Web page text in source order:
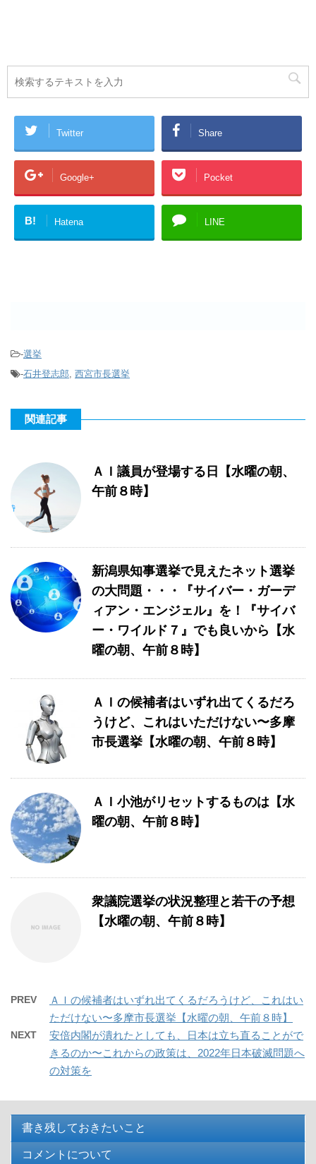
Twitter Share
Google+ Pocket
B! Hatena LINE
-選挙
-石井登志郎, 西宮市長選挙
関連記事
ＡＩ議員が登場する日【水曜の朝、
午前８時】
新潟県知事選挙で見えたネット選挙
の大問題・・・『サイバー・ガーデ
ィアン・エンジェル』を！『サイバ
ー・ワイルド７』でも良いから【水
曜の朝、午前８時】
ＡＩの候補者はいずれ出てくるだろ
うけど、これはいただけない〜多摩
市長選挙【水曜の朝、午前８時】
ＡＩ小池がリセットするものは【水
曜の朝、午前８時】
衆議院選挙の状況整理と若干の予想
【水曜の朝、午前８時】
PREV
ＡＩの候補者はいずれ出てくるだろうけど、これはい
ただけない〜多摩市長選挙【水曜の朝、午前８時】
NEXT
安倍内閣が潰れたとしても、日本は立ち直ることがで
きるのか〜これからの政策は、2022年日本破滅問題へ
の対策を
書き残しておきたいこと
コメントについて